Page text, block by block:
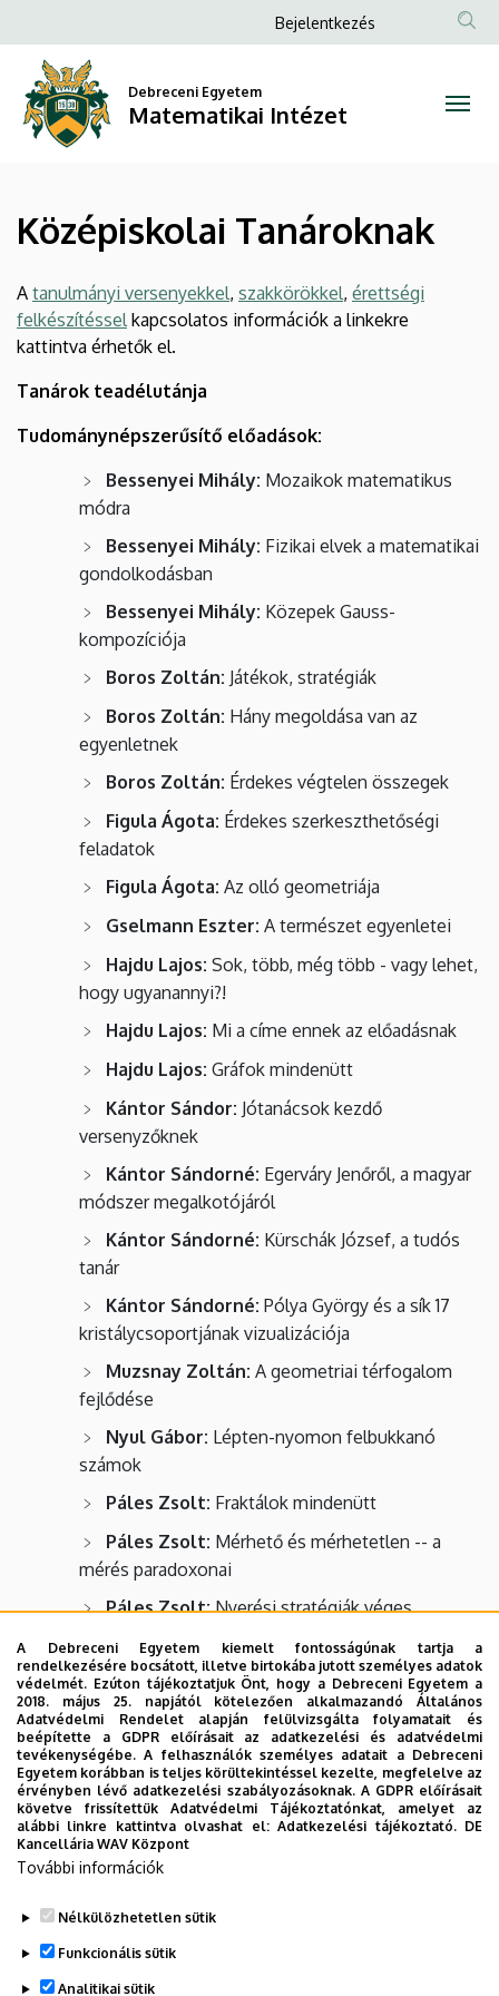
Tanároknak
Matematikai
Intézet
a
tartalomra
Anonim
menüje
Bejelentkezés
Debreceni Egyetem
Matematikai Intézet
Középiskolai Tanároknak
A tanulmányi versenyekkel, szakkörökkel, érettségi
felkészítéssel kapcsolatos információk a linkekre
kattintva érhetők el.
Tanárok teadélutánja
Tudománynépszerűsítő előadások:
Bessenyei Mihály: Mozaikok matematikus
módra
Bessenyei Mihály: Fizikai elvek a matematikai
gondolkodásban
Bessenyei Mihály: Közepek Gauss-
kompozíciója
Boros Zoltán: Játékok, stratégiák
Boros Zoltán: Hány megoldása van az
egyenletnek
Boros Zoltán: Érdekes végtelen összegek
Figula Ágota: Érdekes szerkeszthetőségi
feladatok
Figula Ágota: Az olló geometriája
Gselmann Eszter: A természet egyenletei
Hajdu Lajos: Sok, több, még több - vagy lehet,
hogy ugyanannyi?!
Hajdu Lajos: Mi a címe ennek az előadásnak
Hajdu Lajos: Gráfok mindenütt
Kántor Sándor: Jótanácsok kezdő
versenyzőknek
Kántor Sándorné: Egerváry Jenőről, a magyar
módszer megalkotójáról
Kántor Sándorné: Kürschák József, a tudós
tanár
Kántor Sándorné: Pólya György és a sík 17
kristálycsoportjának vizualizációja
Muzsnay Zoltán: A geometriai térfogalom
fejlődése
Nyul Gábor: Lépten-nyomon felbukkanó
számok
Páles Zsolt: Fraktálok mindenütt
Páles Zsolt: Mérhető és mérhetetlen -- a
mérés paradoxonai
Páles Zsolt:Nyerési stratégiák véges
Szilasi Zoltán:Projektív geometria: elemi
alkalmazások és aktuális vizsgálatok
Tamássy Lajos: Egyforma-e minden ellipszis?
Tamássy Lajos:Affin geometria
Tengely Szabolcs: Trükkös matematika
Az előadások rövid ismertetője (téma, javasolt korosztály)
letölthető
Legutóbbi frissítés: 2023. 06. 08. 11:10
A Debreceni Egyetem kiemelt fontosságúnak tartja a
rendelkezésére bocsátott, illetve birtokába jutott személyes adatok
védelmét. Ezúton tájékoztatjuk Önt, hogy a Debreceni Egyetem a
2018. május 25. napjától kötelezően alkalmazandó Általános
Adatvédelmi Rendelet alapján felülvizsgálta folyamatait és
beépítette a GDPR előírásait az adatkezelési és adatvédelmi
tevékenységébe. A felhasználók személyes adatait a Debreceni
Egyetem korábban is teljes körültekintéssel kezelte, megfelelve az
érvényben lévő adatkezelési szabályozásoknak. A GDPR előírásait
követve frissítettük Adatvédelmi Tájékoztatónkat, amelyet az
alábbi linkre kattintva olvashat el:Adatkezelési tájékoztató. DE
Kancellária WAV Központ
További információk
Nélkülözhetetlen sütik
Funkcionális sütik
Analitikai sütik